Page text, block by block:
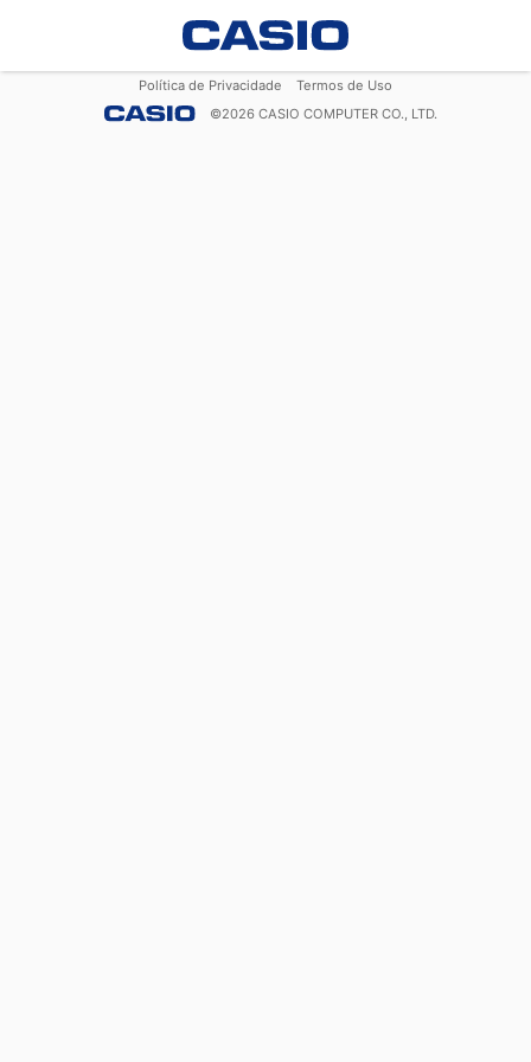
Política de Privacidade
Termos de Uso
©2026 CASIO COMPUTER CO., LTD.